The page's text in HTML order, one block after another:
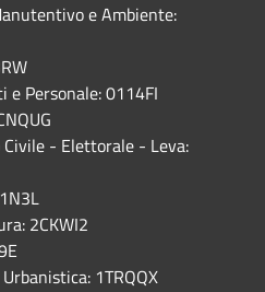
e Ambiente:
e Personale: 0114FI
- Elettorale - Leva:
2CKWI2
1TRQQX